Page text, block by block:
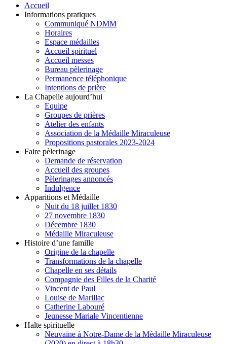
Accueil
Informations pratiques
Communiqué NDMM
Horaires
Espace médailles
Accueil spirituel
Accueil messes
Bureau pèlerinage
Permanence téléphonique
Intentions de prière
La Chapelle aujourd’hui
Equipe
Groupes de prières
Atelier des enfants
Association de la Médaille Miraculeuse
Propositions pastorales 2023-2024
Faire pèlerinage
Demande de réservation
Accueil des groupes
Pèlerinages annoncés
Indulgence
Apparitions et Médaille
Nuit du 18 juillet 1830
27 novembre 1830
Décembre 1830
Médaille Miraculeuse
Histoire d’une famille
Origine de la chapelle
Transformations de la chapelle
Chapelle en ses détails
Compagnie des Filles de la Charité
Vincent de Paul
Louise de Marillac
Catherine Labouré
Jeunesse Mariale Vincentienne
Halte spirituelle
Neuvaine à Notre-Dame de la Médaille Miraculeuse